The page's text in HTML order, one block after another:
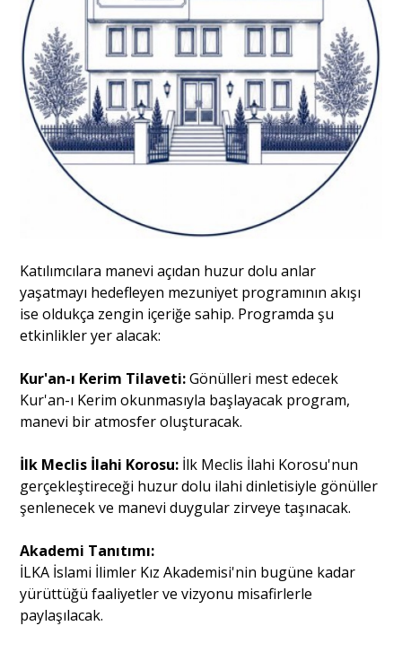
Sağlık
​Katılımcılara manevi açıdan huzur dolu anlar
yaşatmayı hedefleyen mezuniyet programının akışı
ise oldukça zengin içeriğe sahip. Programda şu
etkinlikler yer alacak:
Kur'an-ı Kerim Tilaveti:Gönülleri mest edecek
Kur'an-ı Kerim okunmasıyla başlayacak program,
manevi bir atmosfer oluşturacak.
İlk Meclis İlahi Korosu: İlk Meclis İlahi Korosu'nun
gerçekleştireceği huzur dolu ilahi dinletisiyle gönüller
şenlenecek ve manevi duygular zirveye taşınacak.
​Akademi Tanıtımı:
İLKA İslami İlimler Kız Akademisi'nin bugüne kadar
yürüttüğü faaliyetler ve vizyonu misafirlerle
paylaşılacak.